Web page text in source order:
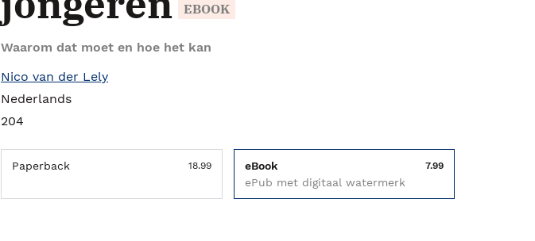
EBOOK
Waarom dat moet en hoe het kan
Nico van der Lely
Nederlands
204
Paperback 18.99 eBook 7.99
ePub met digitaal watermerk